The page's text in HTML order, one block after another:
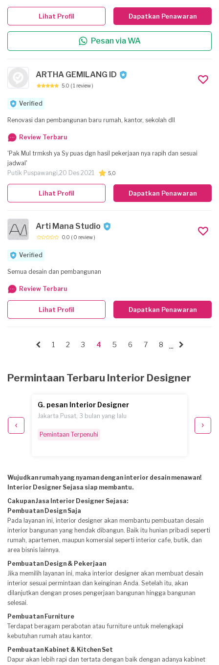
ketepatan waktu, kualitas pengerjaan, serta komunikasi yang transparan
kecil maupun proyek pembangunan berskala besar—kami siap menjadi
partner andalan Anda. Hubungi kami dan dapatkan konsultasi gratis
untuk mewujudkan hunian atau ruang kerja impian Anda.
Dapatkan Penawaran
Pesan via WA
Lihat Profil
ARTHA GEMILANG ID
5.0 ( 1 review )
Verified
Renovasi dan pembangunan baru rumah, kantor, sekolah dll
Review Terbaru
'Pak Mul trmksh ya Sy puas dgn hasil pekerjaan nya rapih dan sesuai
jadwal'
Putik Puspawangi,20 Des 2021 5,0
Dapatkan Penawaran
Lihat Profil
Arti Mana Studio
0.0 ( 0 review )
Verified
Semua desain dan pembangunan
Review Terbaru
Dapatkan Penawaran
Lihat Profil
1 2 3 4 5 6 7 8 ...
Permintaan Terbaru Interior Designer
G. pesan Interior Designer
Jakarta Pusat, 3 bulan yang lalu
Pemintaan Terpenuhi
Wujudkan rumah yang nyaman dengan interior desain menawan!
Interior Designer Sejasa siap membantu.
Cakupan Jasa Interior Designer Sejasa:
Pembuatan Design Saja
Pada layanan ini, interior designer akan membantu pembuatan desain
interior bangunan yang hendak dibangun. Baik itu hunian pribadi seperti
rumah, apartemen, maupun komersial seperti interior cafe, butik, dan
area bisnis lainnya.
Pembuatan Design & Pekerjaan
Jika memilih layanan ini, maka interior designer akan membuat desain
interior sesuai permintaan dan keinginan Anda. Setelah itu, akan
dilanjutkan dengan proses pengerjaan bangunan hingga bangunan
selesai.
Pembuatan Furniture
Terdapat beragam perabotan atau furniture untuk melengkapi
kebutuhan rumah atau kantor.
Pembuatan Kabinet & Kitchen Set
Dapur akan lebih rapi dan tertata dengan baik dengan adanya kabinet